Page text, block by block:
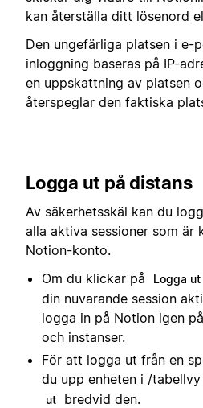
kan återställa ditt lösenord
Den ungefärliga platsen i e-
inloggning baseras på IP-
en uppskattning av platsen
återspeglar den faktiska
Logga ut på distans
Av säkerhetsskäl kan du
alla aktiva sessioner som är
Notion-konto.
Om du klickar på
Logga
din nuvarande session
logga in på Notion igen
och instanser.
För att logga ut från en
du upp enheten i /
ut
bredvid den.